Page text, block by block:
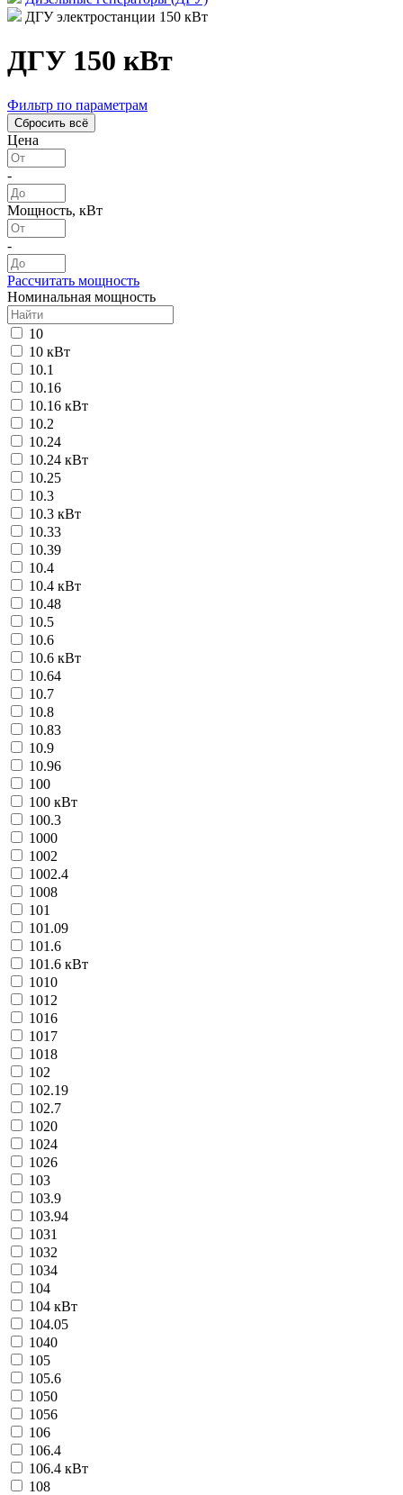
ДГУ электростанции 150 кВт
ДГУ 150 кВт
Фильтр по параметрам
Цена
-
Мощность, кВт
-
Рассчитать мощность
Номинальная мощность
10
10 кВт
10.1
10.16
10.16 кВт
10.2
10.24
10.24 кВт
10.25
10.3
10.3 кВт
10.33
10.39
10.4
10.4 кВт
10.48
10.5
10.6
10.6 кВт
10.64
10.7
10.8
10.83
10.9
10.96
100
100 кВт
100.3
1000
1002
1002.4
1008
101
101.09
101.6
101.6 кВт
1010
1012
1016
1017
1018
102
102.19
102.7
1020
1024
1026
103
103.9
103.94
1031
1032
1034
104
104 кВт
104.05
1040
105
105.6
1050
1056
106
106.4
106.4 кВт
108